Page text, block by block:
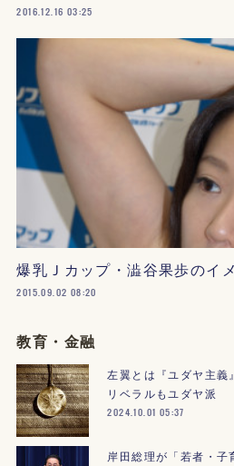
2016.12.16 03:25
爆乳Ｊカップ・澁谷果歩のイ
2015.09.02 08:20
教育・金融
左翼とは『ユダヤ主義
リベラルもユダヤ派
2024.10.01 05:37
岸田総理が「若者・子